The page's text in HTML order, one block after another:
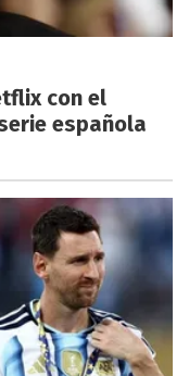
con el
española